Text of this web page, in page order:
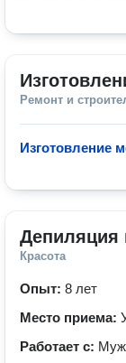
Ремонт и
Изготовление
Депиляция
Красота
Опыт: 8 лет
Место приема:
Работает с: